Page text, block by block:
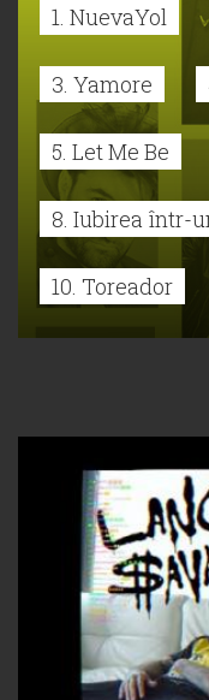
1. NuevaYol
3. Yamore
5. Let Me Be
8. Iubirea într-
10. Toreador